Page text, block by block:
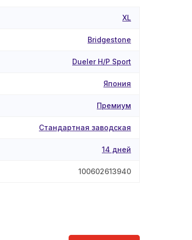
XL
Bridgestone
Dueler H/P Sport
Япония
Премиум
Стандартная заводская
14 дней
100602613940